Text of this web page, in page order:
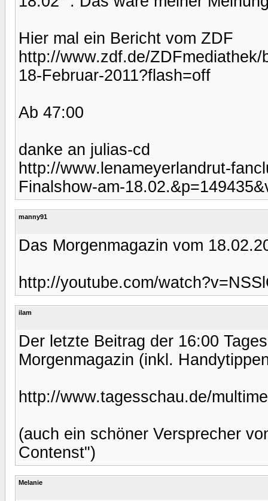
Hier mal ein Bericht vom ZDF
http://www.zdf.de/
18-Februar-2011?flash=off
Ab 47:00
danke an julias-cd
http://www.lenameyerlandrut-
Finalshow-am-
manny91
Das Morgenmagazin vom
http://youtube.com/
ilam
Der letzte Beitrag der 16:00
Morgenmagazin (inkl.
http://www.tagesschau.de/
(auch ein schöner Versprecher
Contenst")
Melanie